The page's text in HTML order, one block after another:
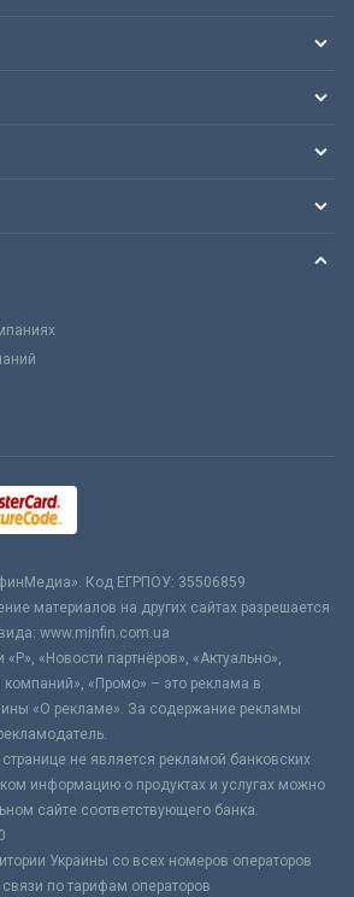
Код ЕГРПОУ: 35506859
материалов на других сайтах разрешается
www.minfin.com.ua
«Новости партнёров», «Актуально»,
компаний», «Промо» – это реклама в
«О рекламе». За содержание рекламы
не является рекламой банковских
информацию о продуктах и услугах можно
сайте соответствующего банка.
Украины со всех номеров операторов
по тарифам операторов